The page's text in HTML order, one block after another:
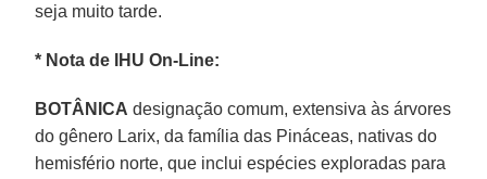
seja muito tarde.
* Nota de IHU On-Line:
BOTÂNICA designação comum, extensiva às árvores
do gênero Larix, da família das Pináceas, nativas do
hemisfério norte, que inclui espécies exploradas para